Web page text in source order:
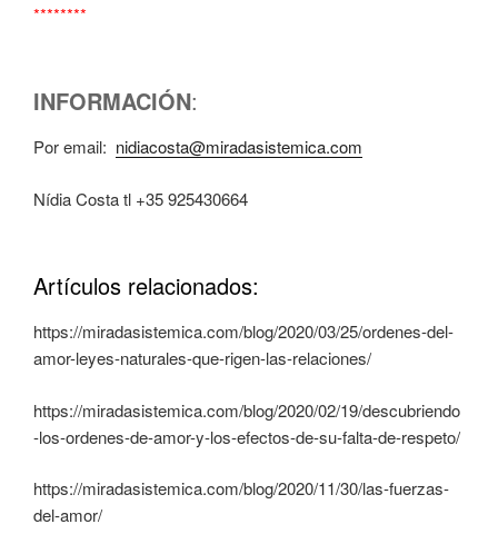
********
INFORMACIÓN:
Por email: nidiacosta@miradasistemica.com
Nídia Costa tl +35 925430664
Artículos relacionados:
https://miradasistemica.com/blog/2020/03/25/ordenes-del-
amor-leyes-naturales-que-rigen-las-relaciones/
https://miradasistemica.com/blog/2020/02/19/descubriendo
-los-ordenes-de-amor-y-los-efectos-de-su-falta-de-respeto/
https://miradasistemica.com/blog/2020/11/30/las-fuerzas-
del-amor/